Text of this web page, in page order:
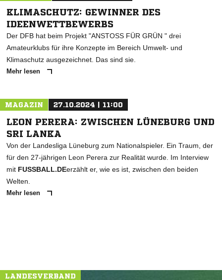
KLIMASCHUTZ: GEWINNER DES
IDEENWETTBEWERBS
Der DFB hat beim Projekt "ANSTOSS FÜR GRÜN " drei
Amateurklubs für ihre Konzepte im Bereich Umwelt- und
Klimaschutz ausgezeichnet. Das sind sie.
Mehr lesen
MAGAZIN 27.10.2024 | 11:00
LEON PERERA: ZWISCHEN LÜNEBURG UND
SRI LANKA
Von der Landesliga Lüneburg zum Nationalspieler. Ein Traum, der
für den 27-jährigen Leon Perera zur Realität wurde. Im Interview
mit FUSSBALL.DEerzählt er, wie es ist, zwischen den beiden
Welten.
Mehr lesen
LANDESVERBAND